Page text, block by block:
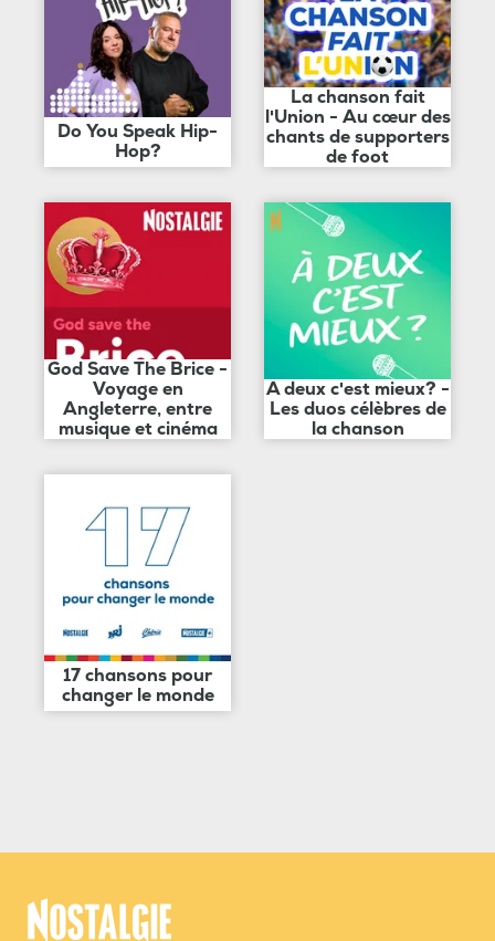
Do You Speak Hip-
Hop?
La chanson fait
l'Union - Au cœur des
chants de supporters
de foot
God Save The Brice -
Voyage en
Angleterre, entre
musique et cinéma
A deux c'est mieux? -
Les duos célèbres de
la chanson
17 chansons pour
changer le monde